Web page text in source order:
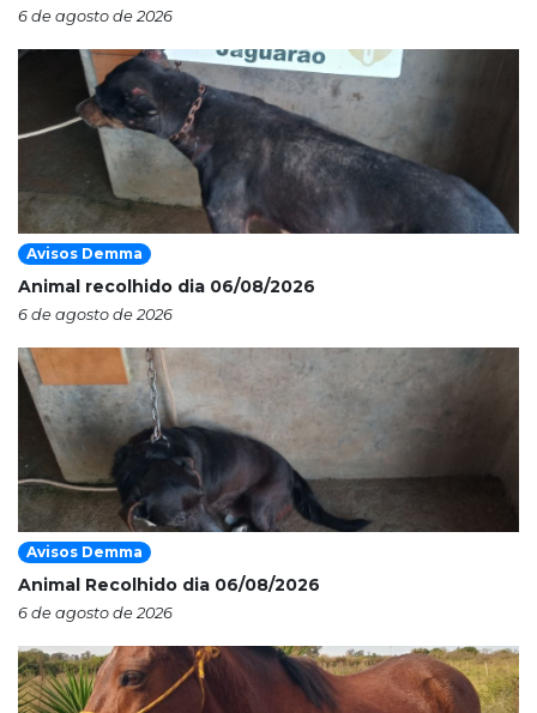
6 de agosto de 2026
Avisos Demma
Animal recolhido dia 06/08/2026
6 de agosto de 2026
Avisos Demma
Animal Recolhido dia 06/08/2026
6 de agosto de 2026